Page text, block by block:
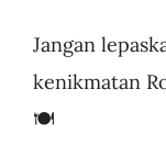
Jangan
kenikmatan
🍽